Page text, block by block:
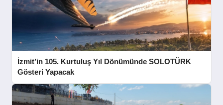
İzmit’in 105. Kurtuluş Yıl Dönümünde SOLOTÜRK
Gösteri Yapacak